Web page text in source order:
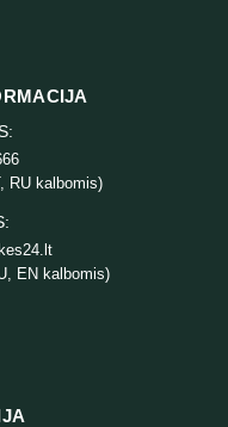
RU kalbomis)
EN kalbomis)